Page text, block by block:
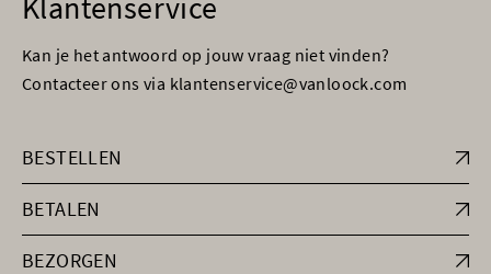
Kan je het antwoord op jouw vraag niet vinden?
Contacteer ons via klantenservice@vanloock.com
BESTELLEN
BETALEN
BEZORGEN